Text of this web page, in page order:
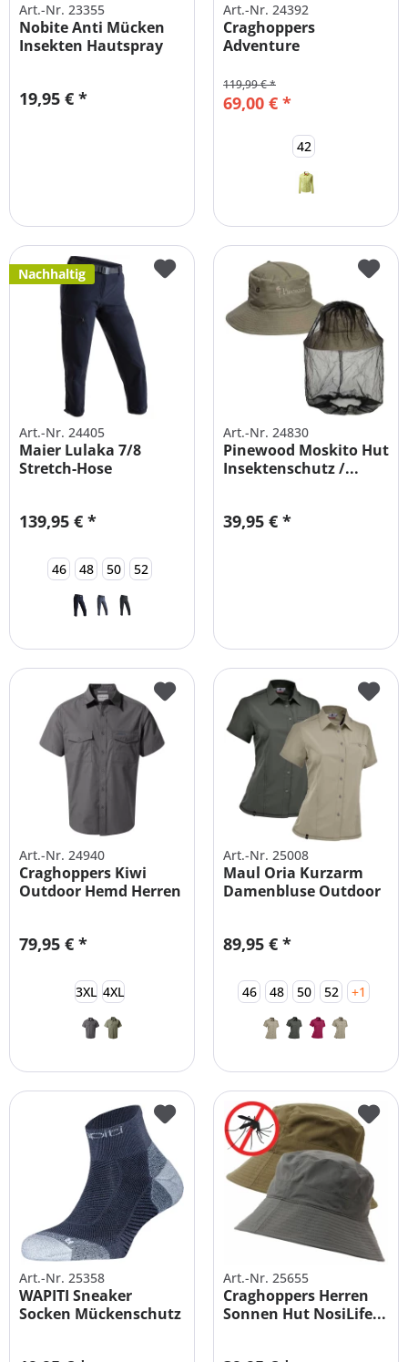
Art.-Nr. 23355
Nobite Anti Mücken
Insekten Hautspray
19,95 € *
Art.-Nr. 24392
Craghoppers
Adventure
Damenbluse
69,00 € *
119,99 € *
42
Nachhaltig
Art.-Nr. 24405
Maier Lulaka 7/8
Stretch-Hose
139,95 € *
46 48 50 52
Art.-Nr. 24830
Pinewood Moskito Hut
Insektenschutz /...
39,95 € *
Art.-Nr. 24940
Craghoppers Kiwi
Outdoor Hemd Herren
79,95 € *
3XL 4XL
Art.-Nr. 25008
Maul Oria Kurzarm
Damenbluse Outdoor
89,95 € *
46 48 50 52 +1
Art.-Nr. 25358
WAPITI Sneaker
Socken Mückenschutz
Art.-Nr. 25655
Craghoppers Herren
Sonnen Hut NosiLife...